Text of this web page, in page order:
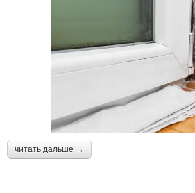
читать дальше →